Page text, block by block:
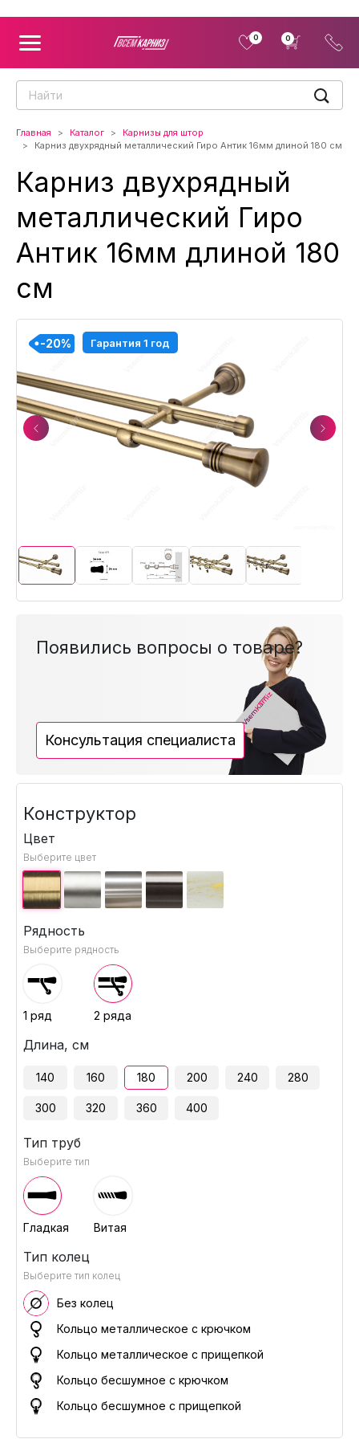
0 0
Главная Каталог
Карнизы для штор
Карниз двухрядный металлический Гиро Антик 16мм длиной 180 см
Карниз двухрядный
металлический Гиро
Антик 16мм длиной 180
см
Previous
-20% Гарантия 1 год
-20%
-20%
-20%
-20%
-20%
-20%
-20%
-20%
-20%
-20%
-20%
Next
Появились вопросы о товаре?
Консультация специалиста
Конструктор
Цвет
Выберите цвет
Рядность
Выберите рядность
1 ряд 2 ряда
Длина, см
140 160 180 200 240 280
300 320 360 400
Тип труб
Выберите тип
Гладкая Витая
Тип колец
Выберите тип колец
Без колец
Кольцо металлическое с крючком
Кольцо металлическое с прищепкой
Кольцо бесшумное с крючком
Кольцо бесшумное с прищепкой